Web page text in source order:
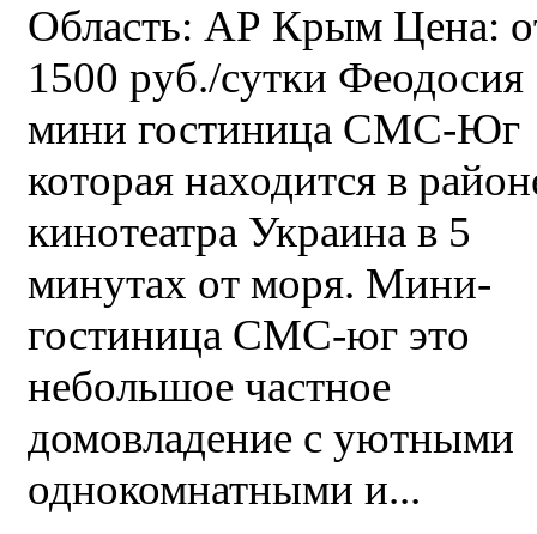
Область: АР Крым Цена:
1500 руб./сутки Феодосия
мини гостиница СМС-Юг
которая находится в
кинотеатра Украина в 5
минутах от моря. Мини-
гостиница СМС-юг это
небольшое частное
домовладение с уютными
однокомнатными и...